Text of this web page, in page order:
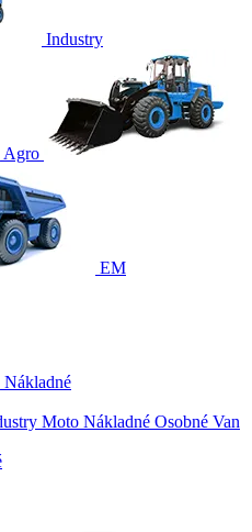
Industry
Agro
EM
Nákladné
Moto Nákladné Osobné Van